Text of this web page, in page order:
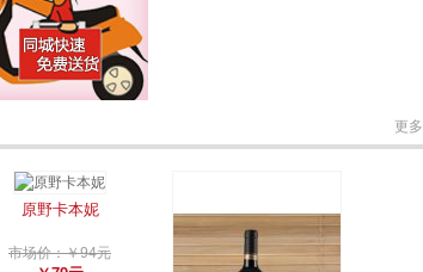
更多
原野卡本妮
市场价：￥94元